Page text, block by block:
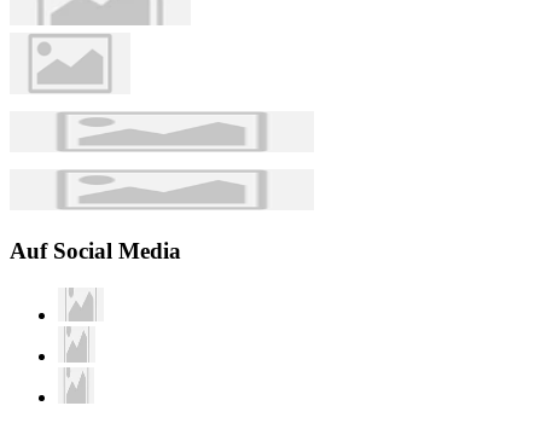
Auf Social Media